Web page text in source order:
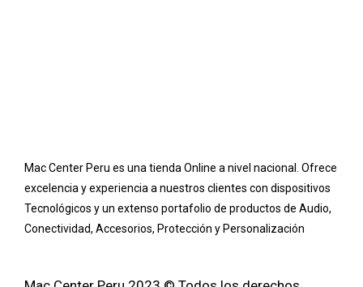
Mac Center Peru es una tienda Online a nivel nacional
. Ofrece
excelencia y experiencia a nuestros clientes con dispositivos
Tecnológicos y un extenso portafolio de productos de Audio,
Conectividad, Accesorios, Protección y Personalización